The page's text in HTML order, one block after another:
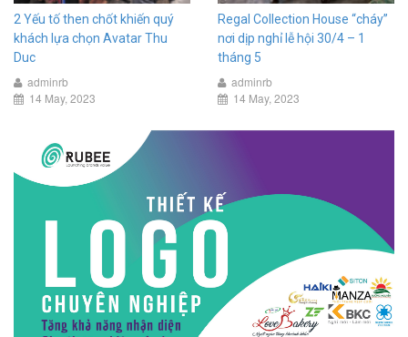
2 Yếu tố then chốt khiến quý
khách lựa chọn Avatar Thu
Duc
adminrb
14 May, 2023
Regal Collection House “cháy”
nơi dịp nghỉ lễ hội 30/4 – 1
tháng 5
adminrb
14 May, 2023